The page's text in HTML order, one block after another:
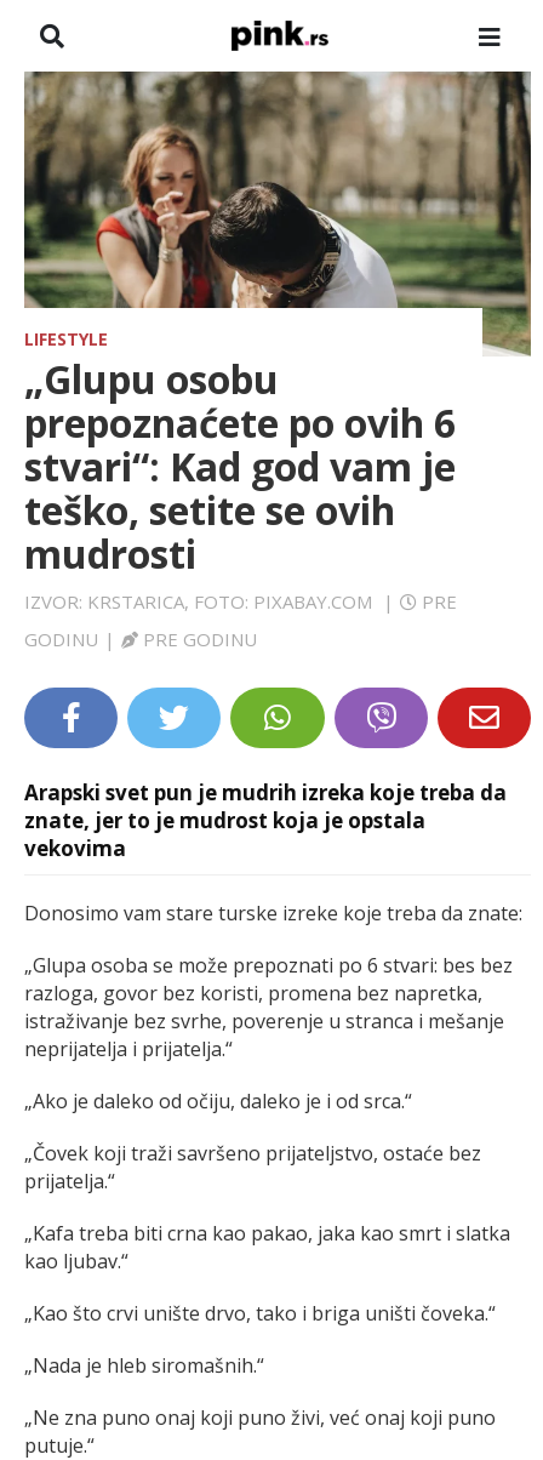
NASLOVNA
VESTI
ZADRUGA
SHOWBIZ
HRONIKA
FARMERI
TV
SPORT
LIFESTYLE
EXTRA
LIFESTYLE
„Glupu osobu
prepoznaćete po ovih 6
stvari“: Kad god vam je
teško, setite se ovih
mudrosti
IZVOR: KRSTARICA, FOTO: PIXABAY.COM |
PRE
GODINU | PRE GODINU
Arapski svet pun je mudrih izreka koje treba da
znate, jer to je mudrost koja je opstala
vekovima
Donosimo vam stare turske izreke koje treba da znate:
„Glupa osoba se može prepoznati po 6 stvari: bes bez
razloga, govor bez koristi, promena bez napretka,
istraživanje bez svrhe, poverenje u stranca i mešanje
neprijatelja i prijatelja.“
„Ako je daleko od očiju, daleko je i od srca.“
„Čovek koji traži savršeno prijateljstvo, ostaće bez
prijatelja.“
„Kafa treba biti crna kao pakao, jaka kao smrt i slatka
kao ljubav.“
„Kao što crvi unište drvo, tako i briga uništi čoveka.“
„Nada je hleb siromašnih.“
„Ne zna puno onaj koji puno živi, već onaj koji puno
putuje.“